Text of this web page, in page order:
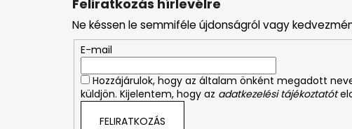
Feliratkozás hírlevélre
Ne késsen le semmiféle újdonságról vagy
E-mail
Hozzájárulok, hogy az általam önként megadott
küldjön. Kijelentem, hogy az adatkezelési tájékoztatót
FELIRATKOZÁS